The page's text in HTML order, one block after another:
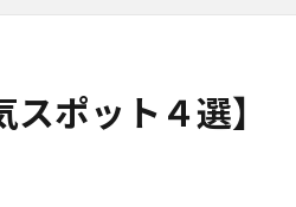
ポット４選】